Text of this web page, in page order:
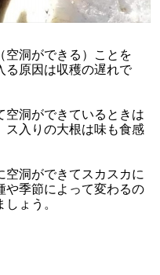
空洞ができる）ことを
る原因は収穫の遅れで
空洞ができているときは
ス入りの大根は味も食感
空洞ができてスカスカに
や季節によって変わるの
ょう。